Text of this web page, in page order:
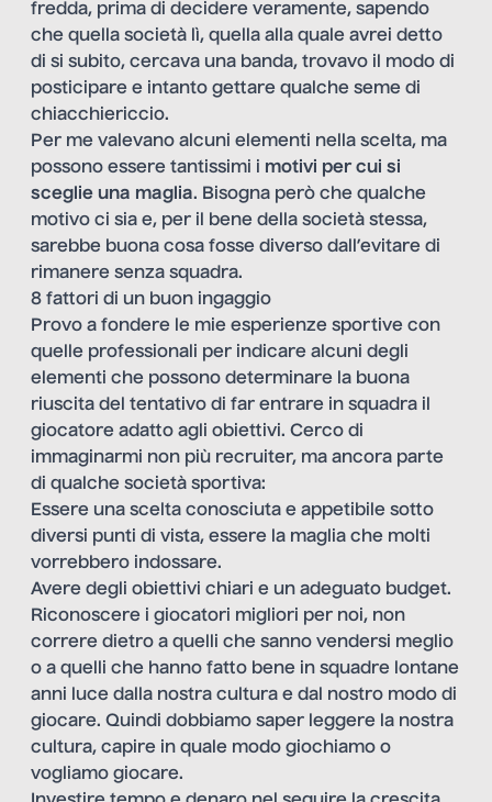
fredda, prima di decidere veramente, sapendo
che quella società lì, quella alla quale avrei detto
di si subito, cercava una banda, trovavo il modo di
posticipare e intanto gettare qualche seme di
chiacchiericcio.
Per me valevano alcuni elementi nella scelta, ma
possono essere tantissimi i motivi per cui si
sceglie una maglia. Bisogna però che qualche
motivo ci sia e, per il bene della società stessa,
sarebbe buona cosa fosse diverso dall’evitare di
rimanere senza squadra.
8 fattori di un buon ingaggio
Provo a fondere le mie esperienze sportive con
quelle professionali per indicare alcuni degli
elementi che possono determinare la buona
riuscita del tentativo di far entrare in squadra il
giocatore adatto agli obiettivi. Cerco di
immaginarmi non più recruiter, ma ancora parte
di qualche società sportiva:
Essere una scelta conosciuta e appetibile sotto
diversi punti di vista, essere la maglia che molti
vorrebbero indossare.
Avere degli obiettivi chiari e un adeguato budget.
Riconoscere i giocatori migliori per noi, non
correre dietro a quelli che sanno vendersi meglio
o a quelli che hanno fatto bene in squadre lontane
anni luce dalla nostra cultura e dal nostro modo di
giocare. Quindi dobbiamo saper leggere la nostra
cultura, capire in quale modo giochiamo o
vogliamo giocare.